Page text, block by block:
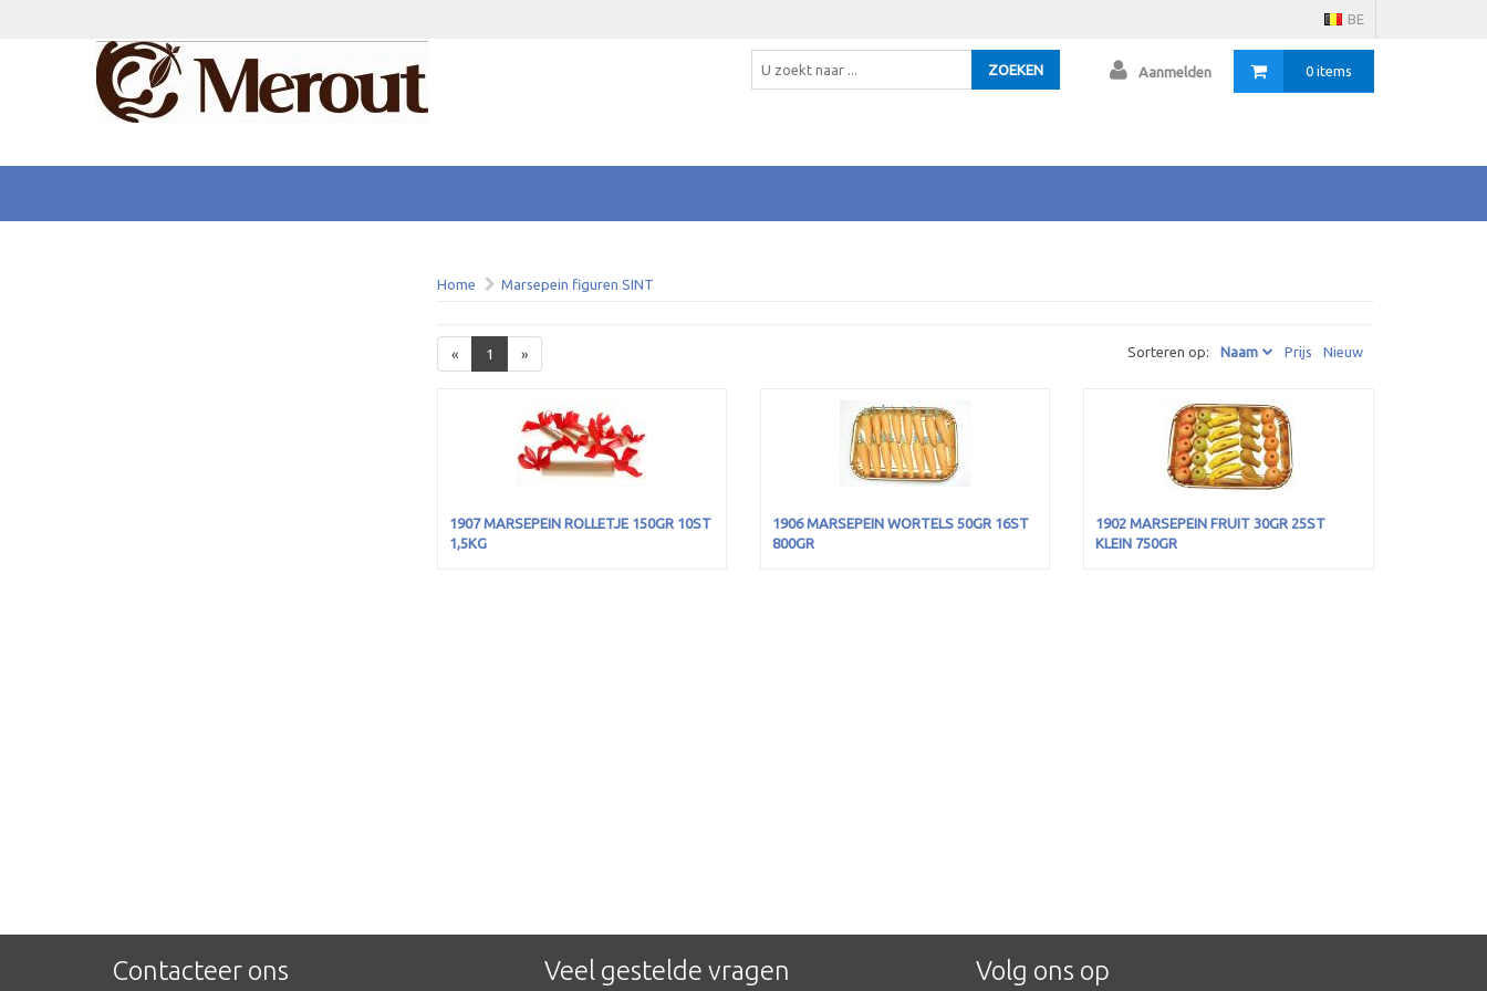
BE
0 items
Aanmelden
ZOEKEN
Home Marsepein figuren SINT
« 1 » Sorteren op: Naam Prijs Nieuw
1907 MARSEPEIN ROLLETJE 150GR 10ST
1,5KG
1906 MARSEPEIN WORTELS 50GR 16ST
800GR
1902 MARSEPEIN FRUIT 30GR 25ST
KLEIN 750GR
Contacteer ons Veel gestelde vragen Volg ons op